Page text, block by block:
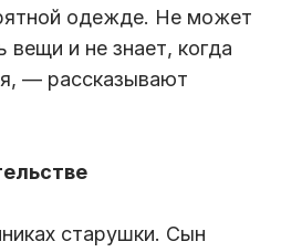
одежде. Не может
вещи и не знает, когда
— рассказывают
старушки. Сын